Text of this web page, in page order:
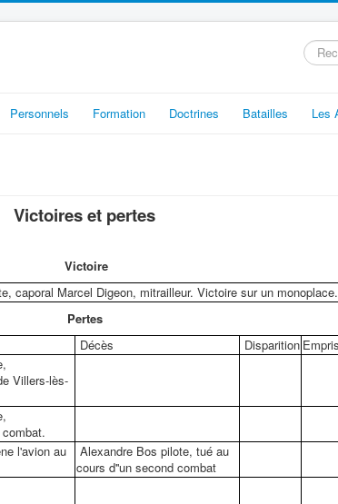
Personnels Formation Doctrines Batailles Les
Victoires et pertes
Victoire
caporal Marcel Digeon, mitrailleur. Victoire sur un monoplace.
Pertes
Décès Disparition
Villers-lès-
l'avion au
Alexandre Bos pilote, tué au
cours d''un second combat